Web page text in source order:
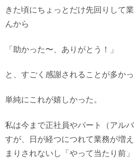
きた頃にちょっとだけ先回りして
んから
「助かった〜、ありがとう！」
と、すごく感謝されることが多かっ
単純にこれが嬉しかった。
私は今まで正社員やパート（アル
すが、日が経つにつれて業務が増
まりされないし「やって当たり前」